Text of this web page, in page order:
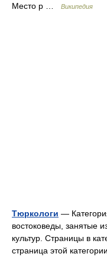
Место р …
Википедия
Тюркологи —
востоковеды, занятые
культур. Страницы в
страница этой